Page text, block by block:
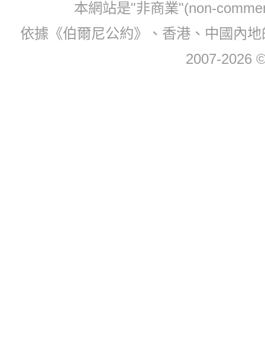
本網站是"非商業"(non-
依據《伯爾尼公約》、香港、中國內
2007-2026